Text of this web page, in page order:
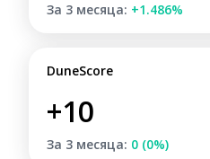
За 3 месяца: +1.486%
DuneScore
+10
За 3 месяца: 0 (0%)